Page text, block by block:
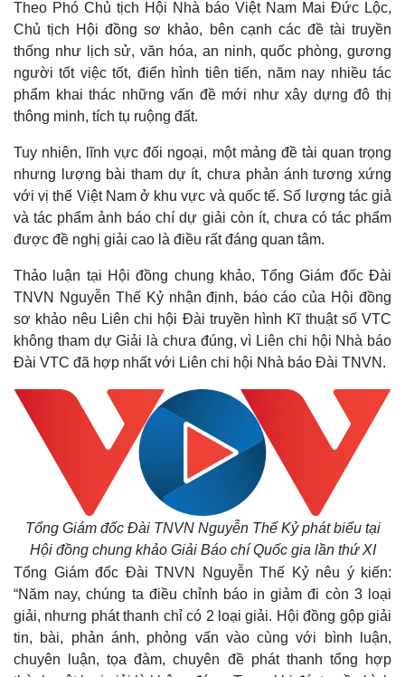
Kinh tế
Bất động sản
Khởi nghiệp
Thị trường
Giá vàng
Tiêu dùng
Chứng khoán
Giá cà phê
Theo Phó Chủ tịch Hội Nhà báo Việt Nam Mai Đức Lộc,
Chủ tịch Hội đồng sơ khảo, bên cạnh các đề tài truyền
thống như lịch sử, văn hóa, an ninh, quốc phòng, gương
người tốt việc tốt, điển hình tiên tiến, năm nay nhiều tác
phẩm khai thác những vấn đề mới như xây dựng đô thị
thông minh, tích tụ ruộng đất.
Tuy nhiên, lĩnh vực đối ngoại, một mảng đề tài quan trọng
nhưng lượng bài tham dự ít, chưa phản ánh tương xứng
với vị thế Việt Nam ở khu vực và quốc tế. Số lượng tác giả
và tác phẩm ảnh báo chí dự giải còn ít, chưa có tác phẩm
được đề nghị giải cao là điều rất đáng quan tâm.
Thảo luận tại Hội đồng chung khảo, Tổng Giám đốc Đài
TNVN Nguyễn Thế Kỷ nhận định, báo cáo của Hội đồng
sơ khảo nêu Liên chi hội Đài truyền hình Kĩ thuật số VTC
không tham dự Giải là chưa đúng, vì Liên chi hội Nhà báo
Đài VTC đã hợp nhất với Liên chi hội Nhà báo Đài TNVN.
Tổng Giám đốc Đài TNVN Nguyễn Thế Kỷ phát biểu tại
Hội đồng chung khảo Giải Báo chí Quốc gia lần thứ XI
Tổng Giám đốc Đài TNVN Nguyễn Thế Kỷ nêu ý kiến:
“Năm nay, chúng ta điều chỉnh báo in giảm đi còn 3 loại
giải, nhưng phát thanh chỉ có 2 loại giải. Hội đồng gộp giải
tin, bài, phản ánh, phỏng vấn vào cùng với bình luận,
chuyên luận, tọa đàm, chuyên đề phát thanh tổng hợp